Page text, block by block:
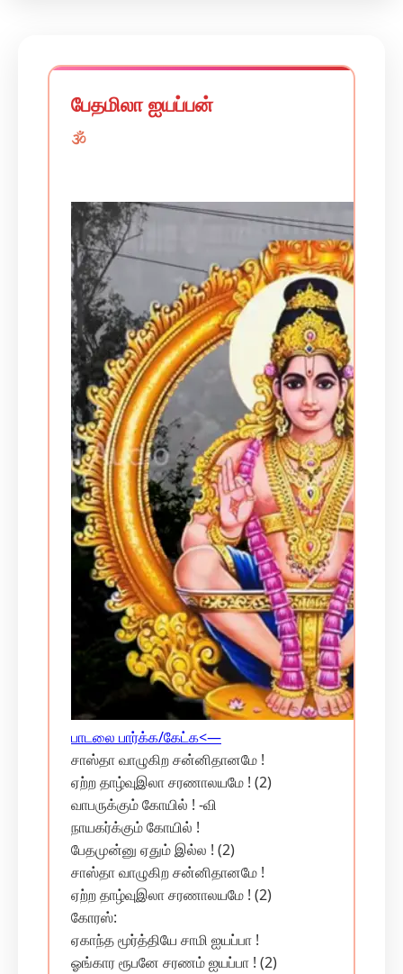
பேதமிலா ஐயப்பன்
🕉️
பாடலை பார்க்க/கேட்க‌<—
சாஸ்தா வாழுகிற சன்னிதானமே !
ஏற்ற தாழ்வுஇலா சரணாலயமே ! (2)
வாபருக்கும் கோயில் ! -வி
நாயகர்க்கும் கோயில் !
பேதமுன்னு ஏதும் இல்ல ! (2)
சாஸ்தா வாழுகிற சன்னிதானமே !
ஏற்ற தாழ்வுஇலா சரணாலயமே ! (2)
கோரஸ்:
ஏகாந்த மூர்த்தியே சாமி ஐயப்பா !
ஓங்கார ரூபனே சரணம் ஐயப்பா ! (2)